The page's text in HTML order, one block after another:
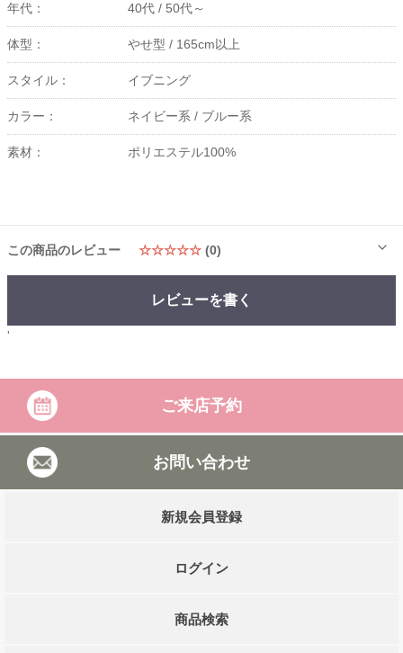
年代： 40代 / 50代～
体型： やせ型 / 165cm以上
スタイル： イブニング
カラー： ネイビー系 / ブルー系
素材： ポリエステル100%
この商品のレビュー ☆☆☆☆☆ (0)
レビューを書く
'
ご来店予約
お問い合わせ
新規会員登録
ログイン
商品検索